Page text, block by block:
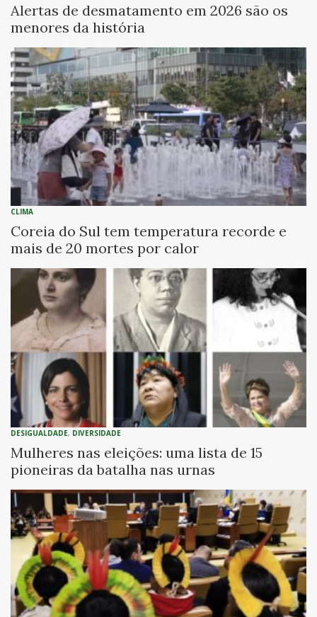
Alertas de desmatamento em 2026 são os
menores da história
CLIMA
Coreia do Sul tem temperatura recorde e
mais de 20 mortes por calor
DESIGUALDADE, DIVERSIDADE
Mulheres nas eleições: uma lista de 15
pioneiras da batalha nas urnas